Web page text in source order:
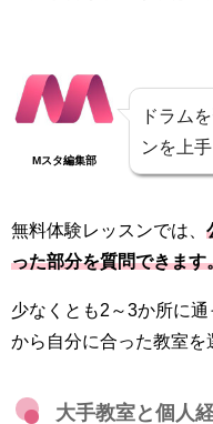
Mスタ編集部
ドラム
ンを上
無料体験レッスンでは、
った部分を質問できます
少なくとも2～3か所に
から自分に合った教室を
大手教室と個人